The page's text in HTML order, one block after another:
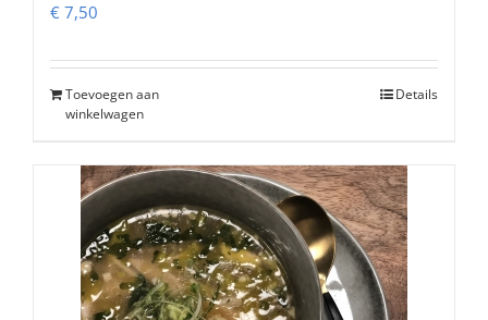
€ 7,50
Toevoegen aan
winkelwagen
Details